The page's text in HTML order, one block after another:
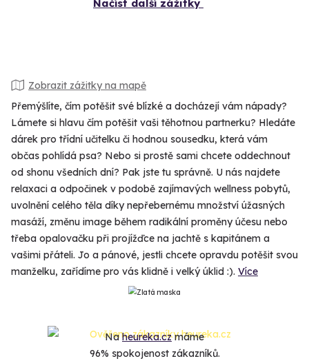
Načíst další zážitky
Zobrazit zážitky na mapě
Přemýšlíte, čím potěšit své blízké a docházejí vám nápady?
Lámete si hlavu čím potěšit vaši těhotnou partnerku? Hledáte
dárek pro třídní učitelku či hodnou sousedku, která vám
občas pohlídá psa? Nebo si prostě sami chcete oddechnout
od shonu všedních dní? Pak jste tu správně. U nás najdete
relaxaci a odpočinek v podobě zajímavých wellness pobytů,
uvolnění celého těla díky nepřebernému množství úžasných
masáží, změnu image během radikální proměny účesu nebo
třeba opalovačku při projížďce na jachtě s kapitánem a
vašimi přáteli. Jo a pánové, jestli chcete opravdu potěšit svou
manželku, zařídíme pro vás klidně i velký úklid :). Více
Naheureka.czmáme
96% spokojenost zákazníků.